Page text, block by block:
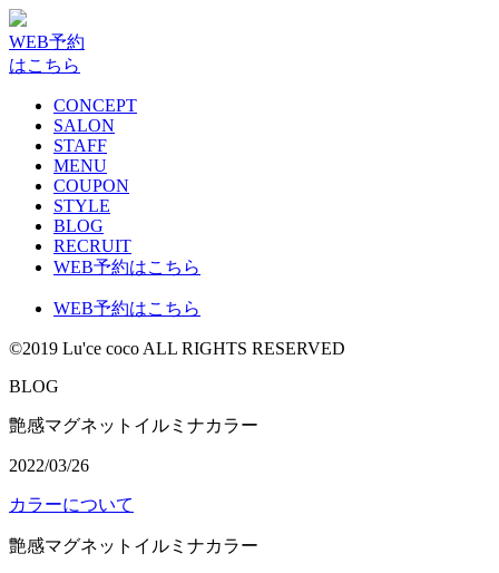
WEB予約
はこちら
CONCEPT
SALON
STAFF
MENU
COUPON
STYLE
BLOG
RECRUIT
WEB予約はこちら
WEB予約はこちら
©2019 Lu'ce coco ALL RIGHTS RESERVED
BLOG
艶感マグネットイルミナカラー
2022/03/26
カラーについて
艶感マグネットイルミナカラー